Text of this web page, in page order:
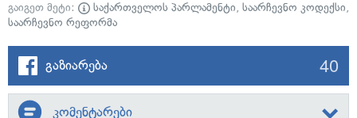
გაიგეთ მეტი: საქართველოს პარლამენტი, საარჩევნო კოდექსი,
საარჩევნო რეფორმა
გაზიარება 40
კომენტარები